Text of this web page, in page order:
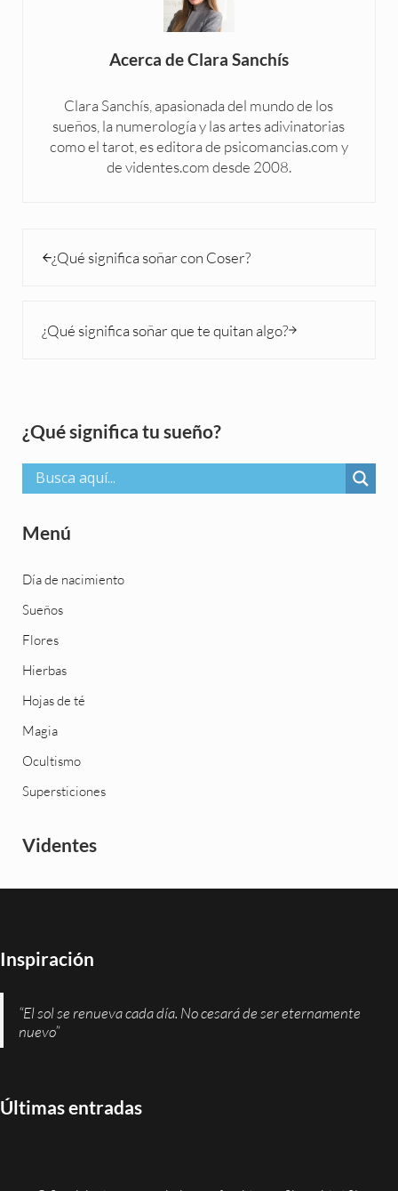
Acerca deClara Sanchís
Clara Sanchís, apasionada del mundo de los
sueños, la numerología y las artes adivinatorias
como el tarot, es editora de psicomancias.com y
de videntes.com desde 2008.
¿Qué significa soñar con Coser?
¿Qué significa soñar que te quitan algo?
Sidebar
¿Qué significa tu sueño?
Menú
Día de nacimiento
Sueños
Flores
Hierbas
Hojas de té
Magia
Ocultismo
Supersticiones
Videntes
Inspiración
“El sol se renueva cada día. No cesará de ser eternamente
nuevo”
Últimas entradas